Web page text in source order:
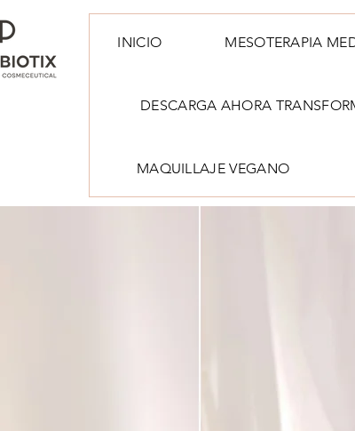
INICIO MESOTERAPIA
DESCARGA AHORA
MAQUILLAJE VEGANO